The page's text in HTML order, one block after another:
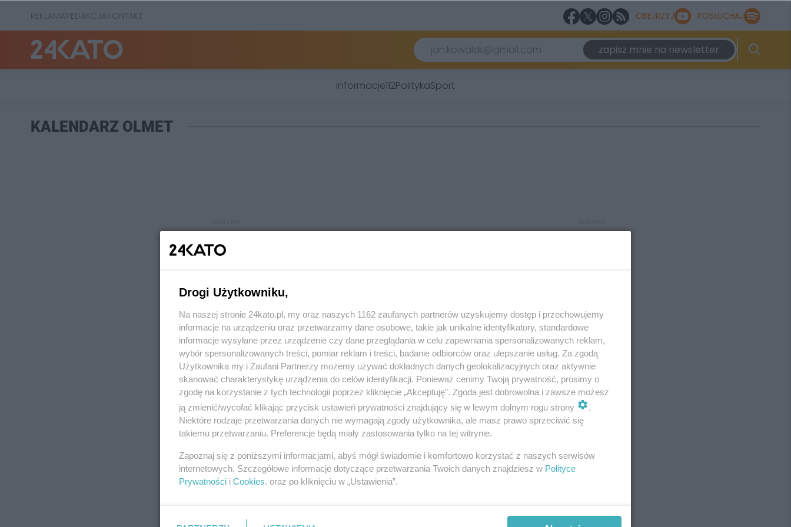
REKLAMAREDAKCJAKONTAKT OBEJRZYJ POSŁUCHAJ
zapisz mnie na newsletter
Informacje112PolitykaSport
KALENDARZ OLMET
REKLAMA REKLAMA
Drogi Użytkowniku,
Na naszej stronie 24kato.pl, my oraz naszych 1162 zaufanych partnerów uzyskujemy dostęp i przechowujemy
informacje na urządzeniu oraz przetwarzamy dane osobowe, takie jak unikalne identyfikatory, standardowe
informacje wysyłane przez urządzenie czy dane przeglądania w celu zapewniania spersonalizowanych reklam,
wybór spersonalizowanych treści, pomiar reklam i treści, badanie odbiorców oraz ulepszanie usług. Za zgodą
Użytkownika my i Zaufani Partnerzy możemy używać dokładnych danych geolokalizacyjnych oraz aktywnie
skanować charakterystykę urządzenia do celów identyfikacji. Ponieważ cenimy Twoją prywatność, prosimy o
zgodę na korzystanie z tych technologii poprzez kliknięcie „Akceptuję”. Zgoda jest dobrowolna i zawsze możesz
ją zmienić/wycofać klikając przycisk ustawień prywatności znajdujący się w lewym dolnym rogu strony
.
Niektóre rodzaje przetwarzania danych nie wymagają zgody użytkownika, ale masz prawo sprzeciwić się
takiemu przetwarzaniu. Preferencje będą miały zastosowania tylko na tej witrynie.
Zapoznaj się z poniższymi informacjami, abyś mógł świadomie i komfortowo korzystać z naszych serwisów
internetowych. Szczegółowe informacje dotyczące przetwarzania Twoich danych znajdziesz w Polityce
Prywatności i Cookies. oraz po kliknięciu w „Ustawienia”.